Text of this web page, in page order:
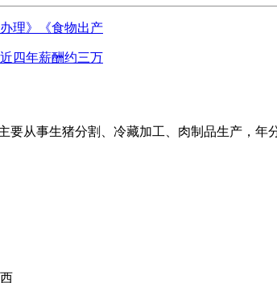
理》《食物出产
四年薪酬约三万
要从事生猪分割、冷藏加工、肉制品生产，